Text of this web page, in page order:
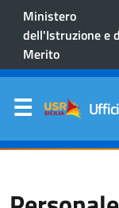
Ministero
dell'Istruzione e
Merito